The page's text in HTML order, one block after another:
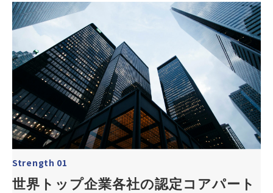
Strength 01
世界トップ企業各社の認定コアパート